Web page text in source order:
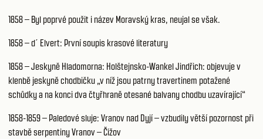
1858 – Byl poprvé použit i název Moravský kras, neujal se však.
1858 – d´ Elvert: První soupis krasové literatury
1858 – Jeskyně Hladomorna: Holštejnsko-Wankel Jindřich: objevuje v
klenbě jeskyně chodbičku „v níž jsou patrny travertinem potažené
schůdky a na konci dva čtyřhraně otesané balvany chodbu uzavírající“
1858-1859 – Paledové sluje: Vranov nad Dyjí – vzbudily větší pozornost při
stavbě serpentiny Vranov – Čižov